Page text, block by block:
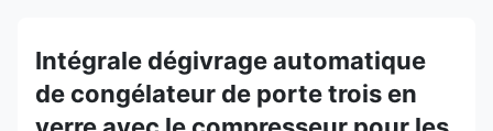
Intégrale dégivrage automatique
de congélateur de porte trois en